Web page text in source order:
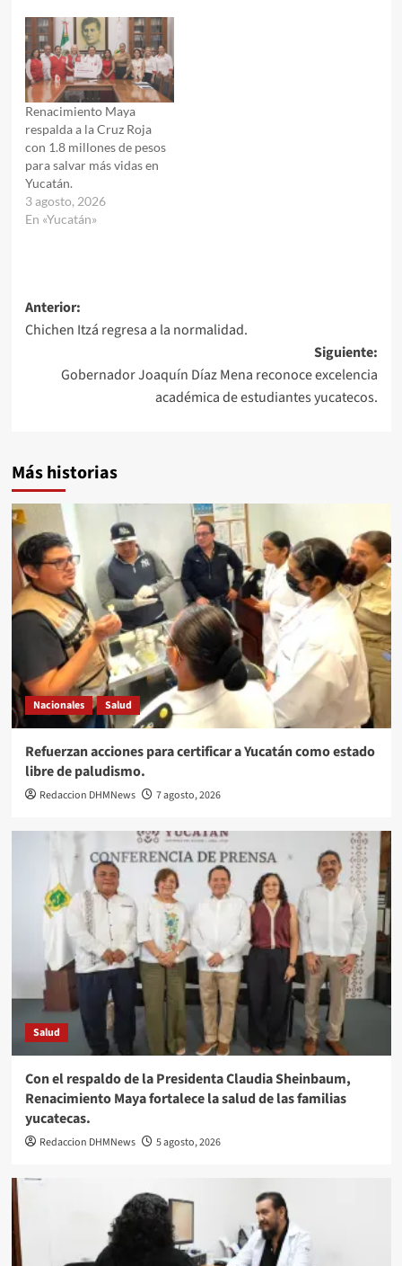
Renacimiento Maya
respalda a la Cruz Roja
con 1.8 millones de pesos
para salvar más vidas en
Yucatán.
3 agosto, 2026
En «Yucatán»
Navegación
de
entradas
Anterior:
Chichen Itzá regresa a la normalidad.
Siguiente:
Gobernador Joaquín Díaz Mena reconoce excelencia
académica de estudiantes yucatecos.
Más historias
Nacionales Salud
Refuerzan acciones para certificar a Yucatán como estado
libre de paludismo.
Redaccion DHMNews 7 agosto, 2026
Salud
Con el respaldo de la Presidenta Claudia Sheinbaum,
Renacimiento Maya fortalece la salud de las familias
yucatecas.
Redaccion DHMNews 5 agosto, 2026